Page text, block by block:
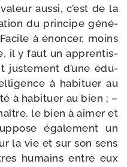
aus­si, c’est de la
du prin­cipe géné­
à énon­cer, moins
il y faut un appren­tis­
jus­te­ment d’une édu­
à habi­tuer au
à habi­tuer au bien ; –
le bien à aimer et
éga­le­ment un
la vie et sur son sens
humains entre eux